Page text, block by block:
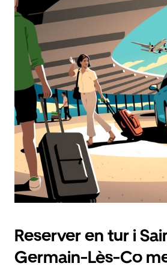
Reserver en tur i
Germain-Lès-Co